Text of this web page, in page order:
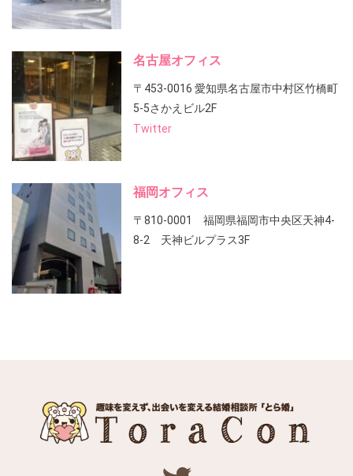
名古屋オフィス
〒453-0016 愛知県名古屋市中村区竹橋町
5-5さかえビル2F
Twitter
福岡オフィス
〒810-0001 福岡県福岡市中央区天神4-
8-2 天神ビルプラス3F